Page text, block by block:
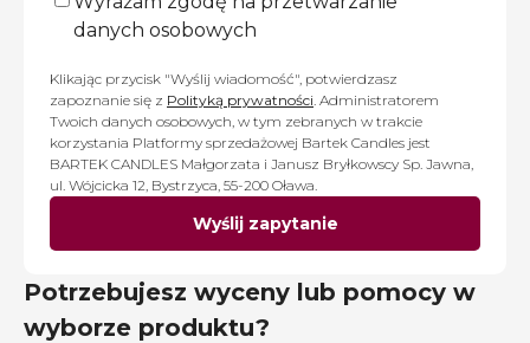
danych osobowych
Klikając przycisk "Wyślij wiadomość", potwierdzasz
zapoznanie się z Polityką prywatności . Administratorem
Twoich danych osobowych, w tym zebranych w trakcie
korzystania Platformy sprzedażowej Bartek Candles jest
BARTEK CANDLES Małgorzata i Janusz Bryłkowscy Sp. Jawna,
ul. Wójcicka 12, Bystrzyca, 55-200 Oława.
Wyślij zapytanie
Potrzebujesz wyceny lub pomocy w
wyborze produktu?